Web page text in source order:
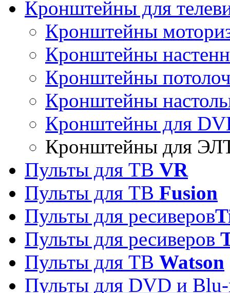
Кронштейны для
Кронштейны
Кронштейны
Кронштейны
Кронштейны
Кронштейны для
Кронштейны для
Пульты для ТВ VR
Пульты для ТВ Fusion
Пульты для ресиверов
Пульты для ресиверов
Пульты для ТВ Watson
Пульты для DVD и